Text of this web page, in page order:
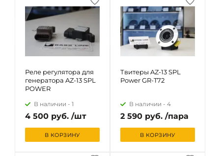
Реле регулятора для
генератора AZ-13 SPL
POWER
В наличии - 1
4 500 руб. /шт
В КОРЗИНУ
Твитеры AZ-13 SPL
Power GR-T72
В наличии - 4
2 590 руб. /пара
В КОРЗИНУ